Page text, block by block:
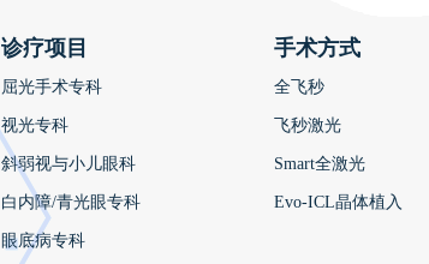
诊疗项目
屈光手术专科
视光专科
斜弱视与小儿眼科
白内障/青光眼专科
眼底病专科
手术方式
全飞秒
飞秒激光
Smart全激光
Evo-ICL晶体植入